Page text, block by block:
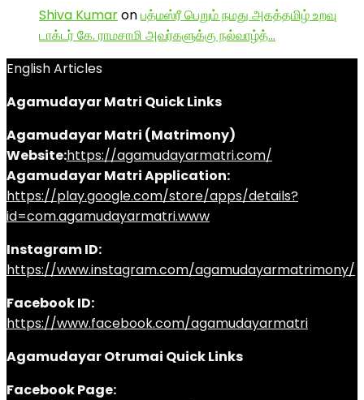
Shiva Kumaronபத்மஸ்ரீ பெறும் நமது அகத்தமிழ் உறவு
டாக்டர் கே. ராமசாமி அவர்களுக்கு நல்வாழ்த்…
English Articles
Agamudayar Matri Quick Links
Agamudayar Matri (Matrimony)
Website:https://agamudayarmatri.com/
Agamudayar Matri Application:
https://play.google.com/store/apps/details?
id=com.agamudayarmatri.www
Instagram ID:
https://www.instagram.com/agamudayarmatrimony/
Facebook ID:
https://www.facebook.com/agamudayarmatri
Agamudayar Otrumai Quick Links
Facebook Page: